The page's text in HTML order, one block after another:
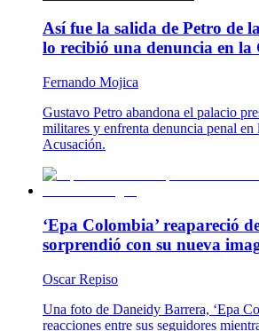
Así fue la salida de Petro de
lo recibió una denuncia en la
Fernando Mojica
Gustavo Petro abandona el palacio
militares y enfrenta denuncia penal
Acusación.
‘Epa Colombia’ reapareció
sorprendió con su nueva
Oscar Repiso
Una foto de Daneidy Barrera, ‘Epa
reacciones entre sus seguidores